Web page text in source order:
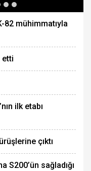
82 mühimmatıyla
etti
ilk etabı
çıktı
S200’ün sağladığı